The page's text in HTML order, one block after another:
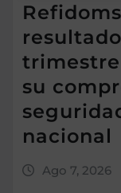
su
nacional
Ago 7, 2026